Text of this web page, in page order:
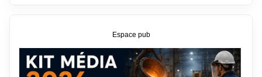
Espace pub